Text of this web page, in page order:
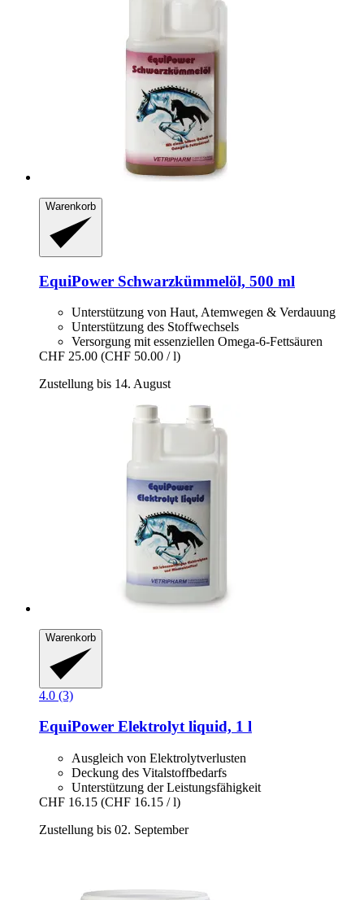
Warenkorb
EquiPower Schwarzkümmelöl, 500 ml
Unterstützung von Haut, Atemwegen & Verdauung
Unterstützung des Stoffwechsels
Versorgung mit essenziellen Omega-6-Fettsäuren
CHF 25.00 (CHF 50.00 / l)
Zustellung bis 14. August
Warenkorb
4.0 (3)
EquiPower Elektrolyt liquid, 1 l
Ausgleich von Elektrolytverlusten
Deckung des Vitalstoffbedarfs
Unterstützung der Leistungsfähigkeit
CHF 16.15 (CHF 16.15 / l)
Zustellung bis 02. September